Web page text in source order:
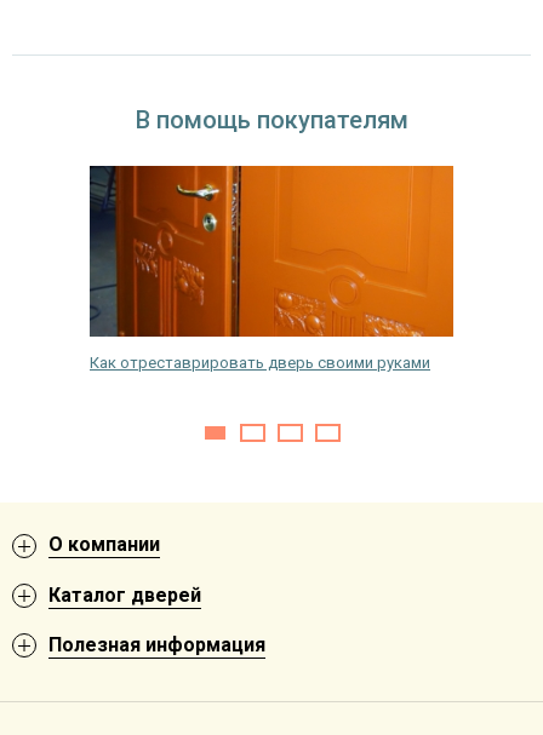
В помощь покупателям
Как отреставрировать дверь своими руками
О компании
Каталог дверей
Полезная информация